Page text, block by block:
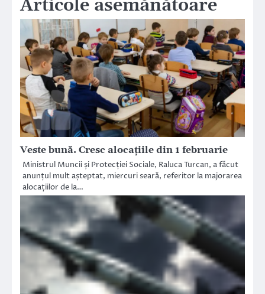
Articole asemănătoare
Veste bună. Cresc alocațiile din 1 februarie
Ministrul Muncii și Protecției Sociale, Raluca Turcan, a făcut
anunțul mult așteptat, miercuri seară, referitor la majorarea
alocațiilor de la…